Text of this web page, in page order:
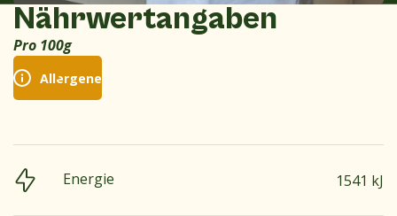
Nährwertangaben
Pro 100g
Allergene
Energie 1541 kJ